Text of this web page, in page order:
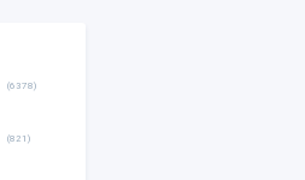
(6378)
(821)